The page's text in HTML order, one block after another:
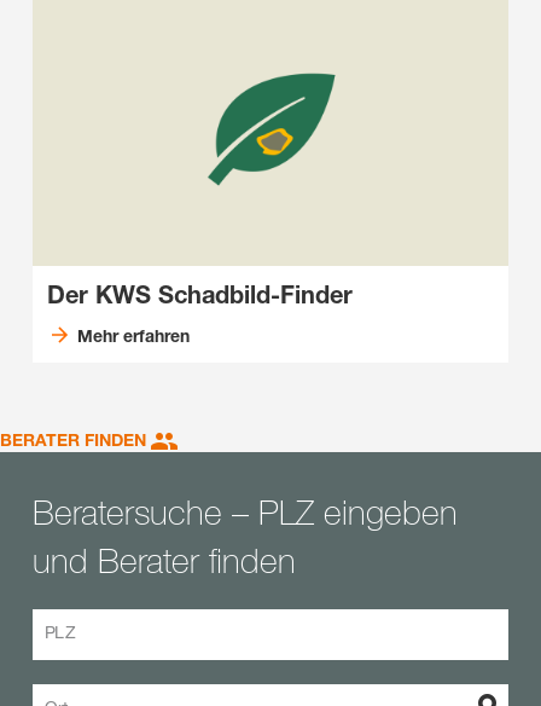
Der KWS Schadbild-Finder
Mehr erfahren
BERATER FINDEN
Beratersuche – PLZ eingeben
und Berater finden
PLZ